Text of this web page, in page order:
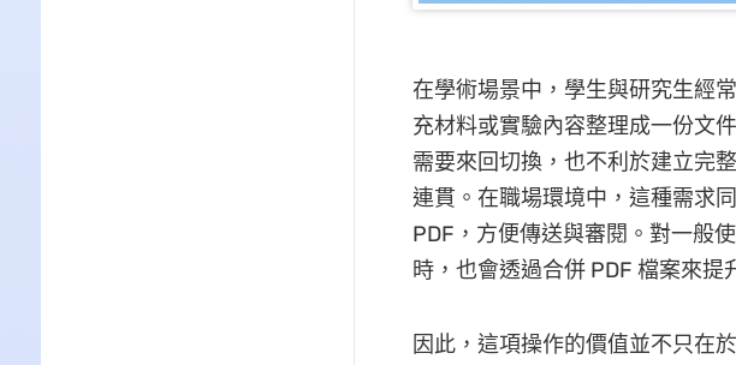
在學術場景中，學生與研究生經
充材料或實驗內容整理成一份文
需要來回切換，也不利於建立完
連貫。在職場環境中，這種需求
PDF，方便傳送與審閱。對一般
時，也會透過合併 PDF 檔案來提
因此，這項操作的價值並不只在